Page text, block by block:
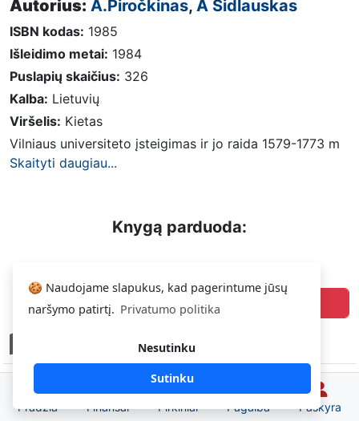
🍪 Naudojame slapukus, kad pagerintume jūsų
naršymo patirtį. Privatumo politika
Nesutinku
Sutinku
Autorius: A.Piročkinas, A Šidlauskas
ISBN kodas: 1985
Išleidimo metai: 1984
Puslapių skaičius: 326
Kalba: Lietuvių
Viršelis: Kietas
Vilniaus universiteto įsteigimas ir jo raida 1579-1773 m
Skaityti daugiau...
Knygą parduoda:
Pradžia Finansai Pirkiniai Pagalba Paskyra